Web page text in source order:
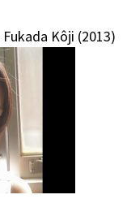
Kôji (2013)